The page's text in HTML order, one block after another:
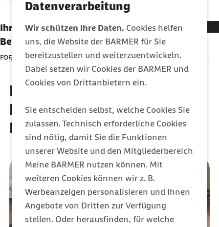
Datenverarbeitung
Wir schützen Ihre Daten. Cookies helfen
uns, die Website der BARMER für Sie
bereitzustellen und weiterzuentwickeln.
Dabei setzen wir Cookies der BARMER und
Cookies von Drittanbietern ein.
Sie entscheiden selbst, welche Cookies Sie
zulassen. Technisch erforderliche Cookies
sind nötig, damit Sie die Funktionen
unserer Website und den Mitgliederbereich
Meine BARMER nutzen können. Mit
weiteren Cookies können wir z. B.
Werbeanzeigen personalisieren und Ihnen
Angebote von Dritten zur Verfügung
stellen. Oder herausfinden, für welche
Ihr Wegweiser bei vermuteten
Behandlungsfehlern - barrierefreies PDF
PDF, 205,95 KB
Entdecken Sie weitere
Leistungen der Barmer
Krankenversicherung